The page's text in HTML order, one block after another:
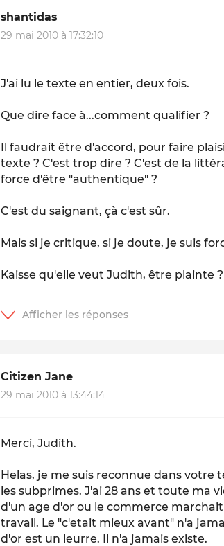
shantidas
29 mai 2010 à 17:32:10
J'ai lu le texte en entier, deux fois.
Que dire face à...comment qualifier ?
Il faudrait être d'accord, pour faire
texte ? C'est trop dire ? C'est de la
force d'être "authentique" ?
C'est du saignant, çà c'est sûr.
Mais si je critique, si je doute, je suis
Kaisse qu'elle veut Judith, être plainte ?
Citizen Jane
29 mai 2010 à 13:44:14
Merci, Judith.
Helas, je me suis reconnue dans votre
les subprimes. J'ai 28 ans et toute ma
d'un age d'or ou le commerce
travail. Le "c'etait mieux avant" n'a
d'or est un leurre. Il n'a jamais existe.